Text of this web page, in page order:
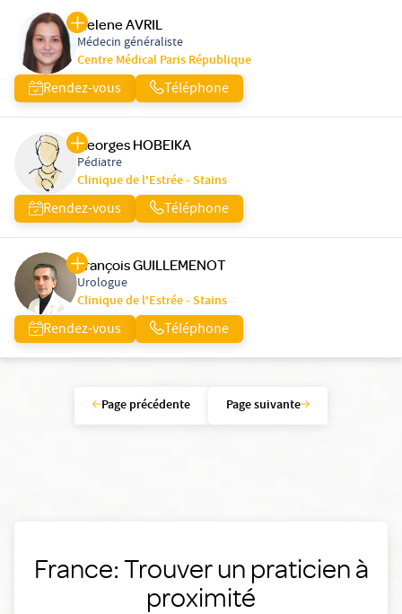
Helene AVRIL
Médecin généraliste
Centre Médical Paris République
Rendez-vous Téléphone
Georges HOBEIKA
Pédiatre
Clinique de l'Estrée - Stains
Rendez-vous Téléphone
François GUILLEMENOT
Urologue
Clinique de l'Estrée - Stains
Rendez-vous Téléphone
Page précédente Page suivante
France: Trouver un praticien à
proximité